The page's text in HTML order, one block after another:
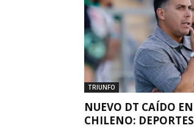
TRIUNFO
NUEVO DT CAÍDO
CHILENO: